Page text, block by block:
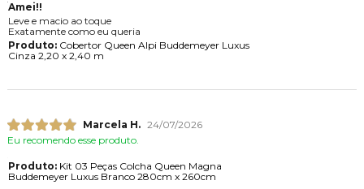
Amei!!
Leve e macio ao toque
Exatamente como eu queria
Produto:Cobertor Queen Alpi Buddemeyer Luxus
Cinza 2,20 x 2,40 m
Marcela H. 24/07/2026
Eu recomendo esse produto.
Produto:Kit 03 Peças Colcha Queen Magna
Buddemeyer Luxus Branco 280cm x 260cm